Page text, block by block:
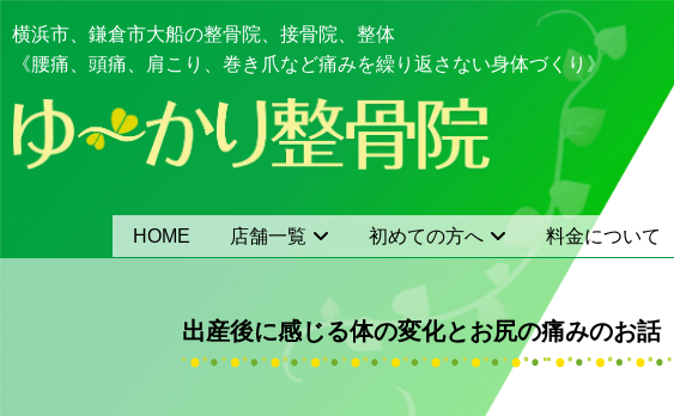
横浜市、鎌倉市大船の整骨院、接骨院、整体
《腰痛、頭痛、肩こり、巻き爪など痛みを繰り返さない身体づくり》
HOME 店舗一覧 初めての方へ 料金について
出産後に感じる体の変化とお尻の痛みのお話